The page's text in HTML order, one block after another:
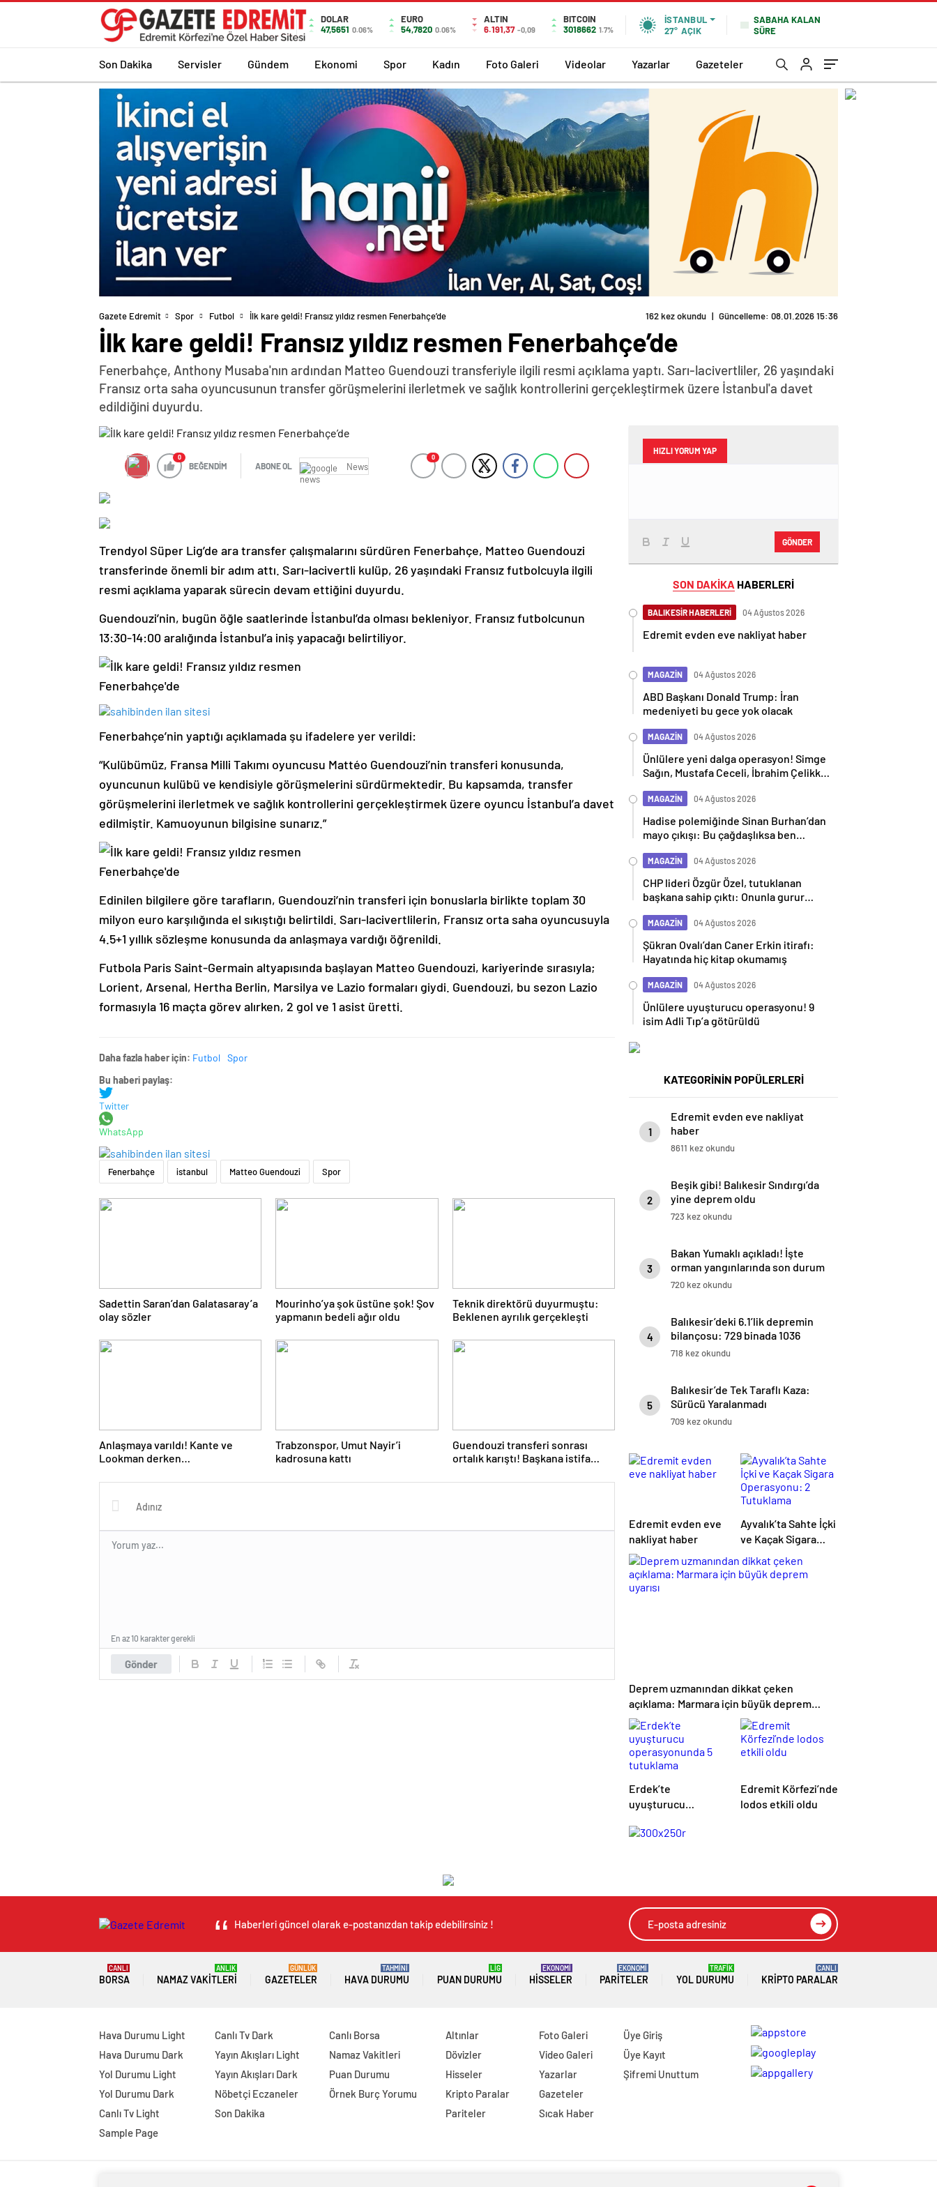
DOLAR
47,5651 0.06%
EURO
54,7820 0.06%
ALTIN
6.191,37 -0,09
BITCOIN
3018662 1.7%
İSTANBUL
27° AÇIK
SABAHA KALAN
SÜRE
Son Dakika Servisler Gündem Ekonomi Spor Kadın Foto Galeri Videolar Yazarlar Gazeteler
Gazete Edremit Spor Futbol İlk kare geldi! Fransız yıldız resmen Fenerbahçe’de 162 kez okundu | Güncelleme: 08.01.2026 15:36
İlk kare geldi! Fransız yıldız resmen Fenerbahçe’de
Fenerbahçe, Anthony Musaba'nın ardından Matteo Guendouzi transferiyle ilgili resmi açıklama yaptı. Sarı-lacivertliler, 26 yaşındaki
Fransız orta saha oyuncusunun transfer görüşmelerini ilerletmek ve sağlık kontrollerini gerçekleştirmek üzere İstanbul'a davet
edildiğini duyurdu.
0
BEĞENDİM ABONE OL News
0
Trendyol Süper Lig’de ara transfer çalışmalarını sürdüren Fenerbahçe, Matteo Guendouzi
transferinde önemli bir adım attı. Sarı-lacivertli kulüp, 26 yaşındaki Fransız futbolcuyla ilgili
resmi açıklama yaparak sürecin devam ettiğini duyurdu.
Guendouzi’nin, bugün öğle saatlerinde İstanbul’da olması bekleniyor. Fransız futbolcunun
13:30-14:00 aralığında İstanbul’a iniş yapacağı belirtiliyor.
Fenerbahçe’nin yaptığı açıklamada şu ifadelere yer verildi:
“Kulübümüz, Fransa Milli Takımı oyuncusu Mattéo Guendouzi’nin transferi konusunda,
oyuncunun kulübü ve kendisiyle görüşmelerini sürdürmektedir. Bu kapsamda, transfer
görüşmelerini ilerletmek ve sağlık kontrollerini gerçekleştirmek üzere oyuncu İstanbul’a davet
edilmiştir. Kamuoyunun bilgisine sunarız.”
Edinilen bilgilere göre tarafların, Guendouzi’nin transferi için bonuslarla birlikte toplam 30
milyon euro karşılığında el sıkıştığı belirtildi. Sarı-lacivertlilerin, Fransız orta saha oyuncusuyla
4.5+1 yıllık sözleşme konusunda da anlaşmaya vardığı öğrenildi.
Futbola Paris Saint-Germain altyapısında başlayan Matteo Guendouzi, kariyerinde sırasıyla;
Lorient, Arsenal, Hertha Berlin, Marsilya ve Lazio formaları giydi. Guendouzi, bu sezon Lazio
formasıyla 16 maçta görev alırken, 2 gol ve 1 asist üretti.
Daha fazla haber için: Futbol Spor
Bu haberi paylaş:
Twitter
WhatsApp
Fenerbahçe istanbul Matteo Guendouzi Spor
Sadettin Saran’dan Galatasaray’a
olay sözler
Mourinho’ya şok üstüne şok! Şov
yapmanın bedeli ağır oldu
Teknik direktörü duyurmuştu:
Beklenen ayrılık gerçekleşti
Anlaşmaya varıldı! Kante ve
Lookman derken
Trabzonspor, Umut Nayir’i
kadrosuna kattı
Guendouzi transferi sonrası
ortalık karıştı! Başkana istifa
Gönder
En az 10 karakter gerekli
HIZLI YORUM YAP
GÖNDER
SON DAKİKA HABERLERİ
BALIKESİR HABERLERİ 04 Ağustos 2026
Edremit evden eve nakliyat haber
MAGAZİN 04 Ağustos 2026
ABD Başkanı Donald Trump: İran
medeniyeti bu gece yok olacak
MAGAZİN 04 Ağustos 2026
Ünlülere yeni dalga operasyon! Simge
Sağın, Mustafa Ceceli, İbrahim Çelikkol
MAGAZİN 04 Ağustos 2026
Hadise polemiğinde Sinan Burhan’dan
mayo çıkışı: Bu çağdaşlıksa ben
MAGAZİN 04 Ağustos 2026
CHP lideri Özgür Özel, tutuklanan
başkana sahip çıktı: Onunla gurur
MAGAZİN 04 Ağustos 2026
Şükran Ovalı’dan Caner Erkin itirafı:
Hayatında hiç kitap okumamış
MAGAZİN 04 Ağustos 2026
Ünlülere uyuşturucu operasyonu! 9
isim Adli Tıp’a götürüldü
KATEGORİNİN POPÜLERLERİ
1
Edremit evden eve nakliyat
haber
8611 kez okundu
2
Beşik gibi! Balıkesir Sındırgı’da
yine deprem oldu
723 kez okundu
3
Bakan Yumaklı açıkladı! İşte
orman yangınlarında son durum
720 kez okundu
4
Balıkesir’deki 6.1’lik depremin
bilançosu: 729 binada 1036
bağımsız bölüm ağır hasarlı
718 kez okundu
5
Balıkesir’de Tek Taraflı Kaza:
Sürücü Yaralanmadı
709 kez okundu
Edremit evden eve
nakliyat haber
Ayvalık’ta Sahte İçki
ve Kaçak Sigara
Operasyonu: 2
Tutuklama
Deprem uzmanından dikkat çeken
açıklama: Marmara için büyük deprem
uyarısı
Erdek’te
uyuşturucu
tutuklama
Edremit Körfezi’nde
lodos etkili oldu
Haberleri güncel olarak e-postanızdan takip edebilirsiniz !
BORSA
CANLI
NAMAZ VAKITLERI
ANLIK
GAZETELER
GÜNLÜK
HAVA DURUMU
TAHMİNİ
PUAN DURUMU
LİG
HISSELER
EKONOMİ
PARITELER
EKONOMİ
YOL DURUMU
TRAFİK
KRIPTO PARALAR
CANLI
Hava Durumu Light
Hava Durumu Dark
Yol Durumu Light
Yol Durumu Dark
Canlı Tv Light
Sample Page
Canlı Tv Dark
Yayın Akışları Light
Yayın Akışları Dark
Nöbetçi Eczaneler
Son Dakika
Canlı Borsa
Namaz Vakitleri
Puan Durumu
Örnek Burç Yorumu
Altınlar
Dövizler
Hisseler
Kripto Paralar
Pariteler
Foto Galeri
Video Galeri
Yazarlar
Gazeteler
Sıcak Haber
Üye Giriş
Üye Kayıt
Şifremi Unuttum